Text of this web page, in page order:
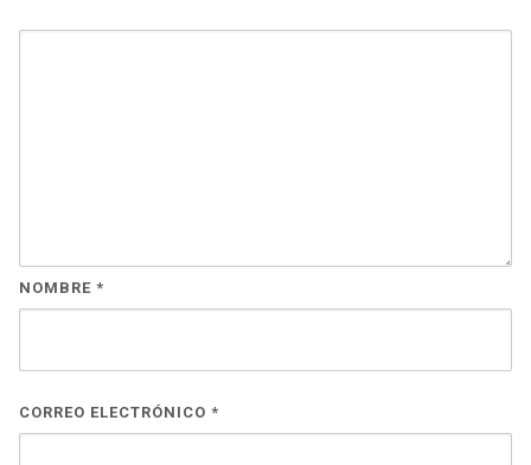
NOMBRE *
CORREO ELECTRÓNICO *